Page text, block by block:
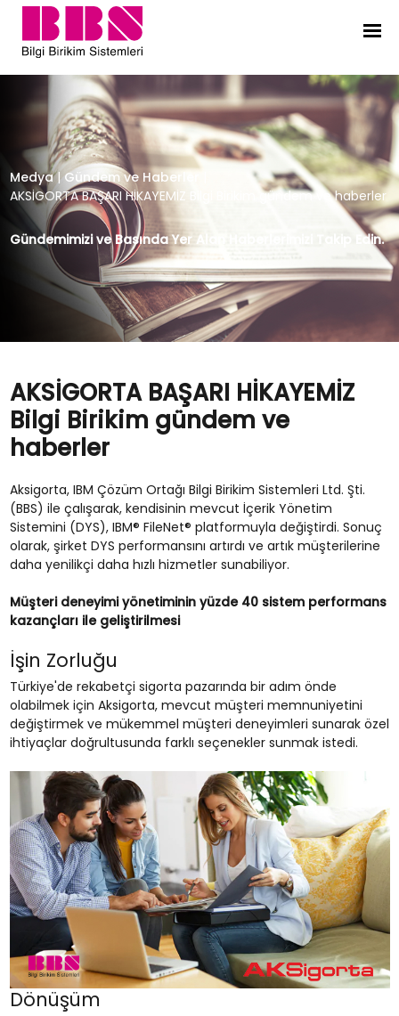
AKSİGORTA BAŞARI HİKAYEMİZ
Medya | Gündem ve Haberler
AKSİGORTA BAŞARI HİKAYEMİZ Bilgi Birikim gündem ve haberler
Gündemimizi ve Basında Yer Alan Haberlerimizi Takip Edin.
AKSİGORTA BAŞARI HİKAYEMİZ
Bilgi Birikim gündem ve
haberler
Aksigorta, IBM Çözüm Ortağı Bilgi Birikim Sistemleri Ltd. Şti.
(BBS) ile çalışarak, kendisinin mevcut İçerik Yönetim
Sistemini (DYS), IBM® FileNet® platformuyla değiştirdi. Sonuç
olarak, şirket DYS performansını artırdı ve artık müşterilerine
daha yenilikçi daha hızlı hizmetler sunabiliyor.
Müşteri deneyimi yönetiminin yüzde 40 sistem performans
kazançları ile geliştirilmesi
İşin Zorluğu
Türkiye'de rekabetçi sigorta pazarında bir adım önde
olabilmek için Aksigorta, mevcut müşteri memnuniyetini
değiştirmek ve mükemmel müşteri deneyimleri sunarak özel
ihtiyaçlar doğrultusunda farklı seçenekler sunmak istedi.
Dönüşüm